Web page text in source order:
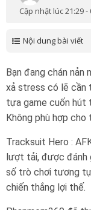
Cập nhật lúc 21:29
Nội dung bài viết
Bạn đang chán nản
xả stress có lẽ cần
tựa game cuốn hút
Không phù hợp
Tracksuit Hero :
lượt tải, được đánh
số trò chơi tương
chiến thắng lợi thế.